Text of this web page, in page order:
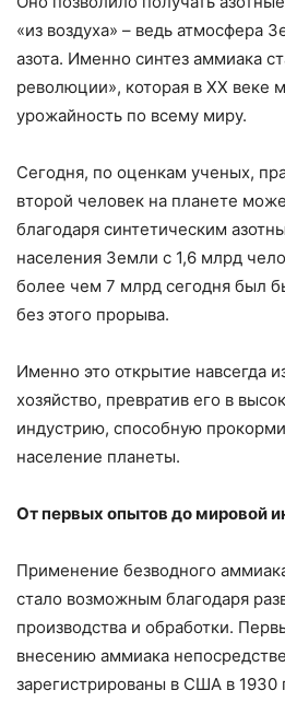
«из воздуха» – ведь атмосфера
азота. Именно синтез аммиака
революции», которая в XX веке
урожайность по всему миру.
Сегодня, по оценкам ученых,
второй человек на планете
благодаря синтетическим
населения Земли с 1,6 млрд
более чем 7 млрд сегодня был
без этого прорыва.
Именно это открытие навсегда
хозяйство, превратив его в
индустрию, способную
население планеты.
От первых опытов до мировой
Применение безводного
стало возможным благодаря
производства и обработки.
внесению аммиака
зарегистрированы в США в 1930